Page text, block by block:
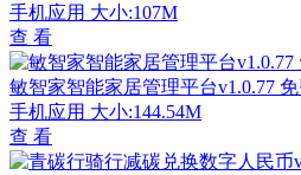
手机应用 大小:107M
查 看
敏智家智能家居管理平台v1.0.77 免
手机应用 大小:144.54M
查 看